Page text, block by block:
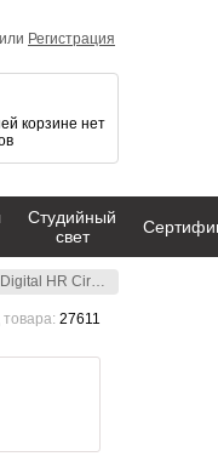
M72 (10950090072)
товара: 27611
или Регистрация
корзине нет
Студийный
свет